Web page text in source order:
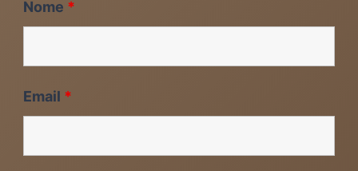
Nome *
Email *